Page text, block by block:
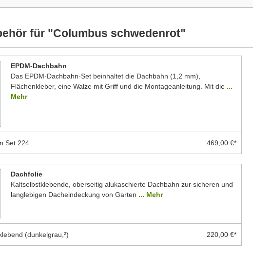
Details von dem dargestellten Foto abweichen können. Besonders die
teilweise modifizierte Modelle dar. Alle Maße sind Circa-Angaben.
für "Columbus schwedenrot"
EPDM-Dachbahn
Das EPDM-Dachbahn-Set beinhaltet die Dachbahn (1,2 mm),
Flächenkleber, eine Walze mit Griff und die Montageanleitung. Mit die ...
Mehr
Set 224 469,00 €*
Dachfolie
Kaltselbstklebende, oberseitig alukaschierte Dachbahn zur sicheren und
langlebigen Dacheindeckung von Garten ... Mehr
(dunkelgrau,²) 220,00 €*